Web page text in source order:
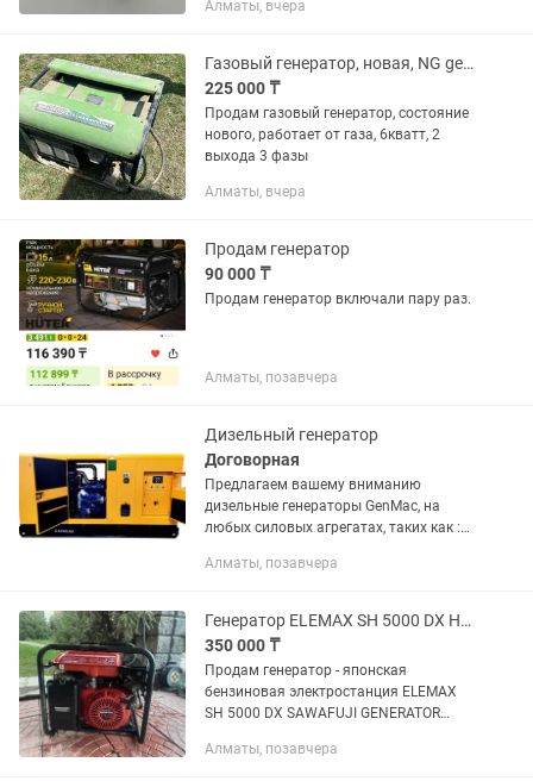
Алматы, вчера
Газовый генератор, новая, NG generator
225 000 ₸
Продам газовый генератор, состояние
нового, работает от газа, 6кватт, 2
выхода 3 фазы
Алматы, вчера
Продам генератор
90 000 ₸
Продам генератор включали пару раз.
Алматы, позавчера
Дизельный генератор
Договорная
Предлагаем вашему вниманию
дизельные генераторы GenMac, на
любых силовых агрегатах, таких как :
VOLVO, SHANGYAN (Shanghai Dongfeng)
Алматы, позавчера
Генератор ELEMAX SH 5000 DX HONDA
350 000 ₸
Продам генератор - японская
бензиновая электростанция ELEMAX
SH 5000 DX SAWAFUJI GENERATOR
японского производства. Был в
Алматы, позавчера